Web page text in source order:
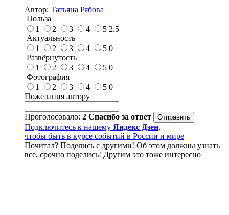
Автор: Татьяна Рябова
Польза
1
2 3 4 5 2.5
Актуальность
1
2 3 4 5 0
Развёрнутость
1
2 3 4 5 0
Фотография
1
2 3 4 5 0
Пожелания автору
Проголосовало: 2 Спасибо за ответ
Подключитесь к нашему Яндекс Дзен,
чтобы быть в курсе событий в России и мире
Почитал? Поделись с другими! Об этом должны узнать
все, срочно поделись! Другим это тоже интересно